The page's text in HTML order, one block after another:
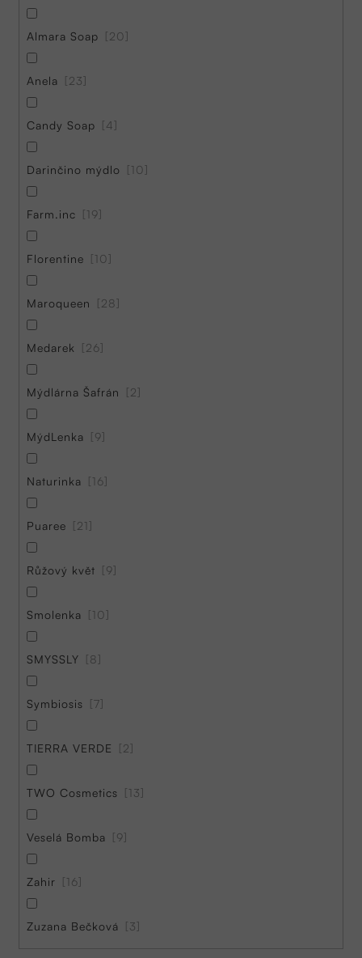
Almara Soap 20
Anela 23
Candy Soap 4
Darinčino mýdlo 10
Farm.inc 19
Florentine 10
Maroqueen 28
Medarek 26
Mýdlárna Šafrán 2
MýdLenka 9
Naturinka 16
Puaree 21
Růžový květ 9
Smolenka 10
SMYSSLY 8
Symbiosis 7
TIERRA VERDE 2
TWO Cosmetics 13
Veselá Bomba 9
Zahir 16
Zuzana Bečková 3